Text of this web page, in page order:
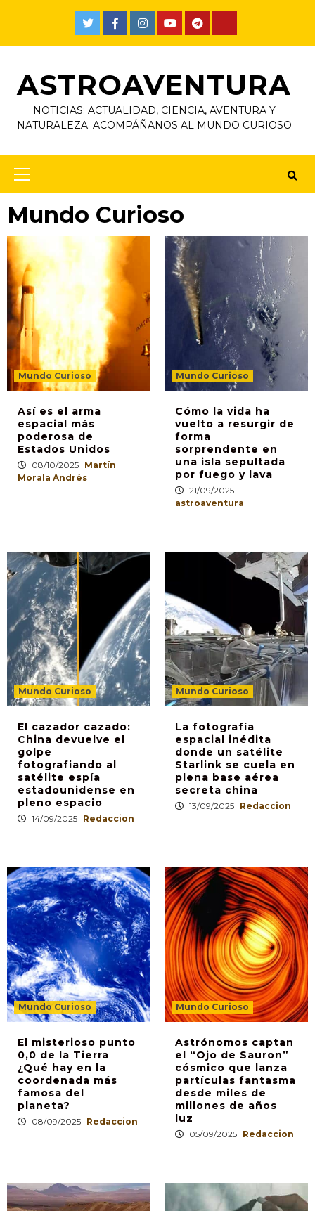
TwitterFacebookInstagram
YoutubeTelegram
TikTok
ASTROAVENTURA
NOTICIAS: ACTUALIDAD, CIENCIA, AVENTURA Y
NATURALEZA. ACOMPÁÑANOS AL MUNDO CURIOSO
Primary
Mundo Curioso
Mundo Curioso
Así es el arma
espacial más
poderosa de
Estados Unidos
08/10/2025 Martín
Morala Andrés
Mundo Curioso
Cómo la vida ha
vuelto a resurgir de
forma
sorprendente en
una isla sepultada
por fuego y lava
21/09/2025
astroaventura
Mundo Curioso
El cazador cazado:
China devuelve el
golpe
fotografiando al
satélite espía
estadounidense en
pleno espacio
14/09/2025 Redaccion
Mundo Curioso
La fotografía
espacial inédita
donde un satélite
Starlink se cuela en
plena base aérea
secreta china
13/09/2025 Redaccion
Mundo Curioso
El misterioso punto
0,0 de la Tierra
¿Qué hay en la
coordenada más
famosa del
planeta?
08/09/2025 Redaccion
Mundo Curioso
Astrónomos captan
el “Ojo de Sauron”
cósmico que lanza
partículas fantasma
desde miles de
millones de años
luz
05/09/2025 Redaccion